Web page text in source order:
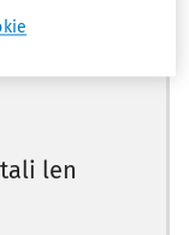
Georgios A.
Alain Chablais,
a Ilse Freiwirth,
len